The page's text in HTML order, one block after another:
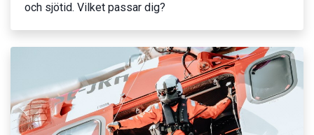
och sjötid. Vilket passar dig?